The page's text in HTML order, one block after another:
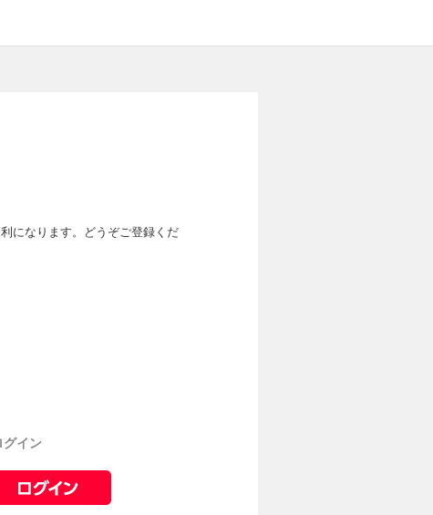
になります。どうぞご登録くだ
イン